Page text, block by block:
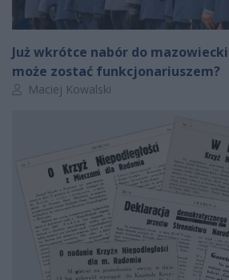
Już wkrótce nabór do
może zostać funkcjonariuszem?
Autor artykułu:
Maciej Kowalski